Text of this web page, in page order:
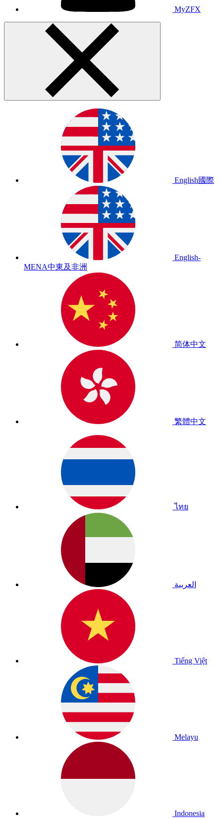
MyZFX
English國際
English-
MENA中東及非洲
简体中文
繁體中文
ไทย
العربية
Tiếng Việt
Melayu
Indonesia